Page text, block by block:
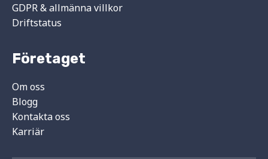
GDPR & allmänna villkor
Driftstatus
Företaget
Om oss
Blogg
Kontakta oss
Karriär